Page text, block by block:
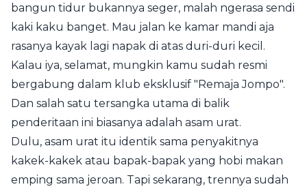
bangun tidur bukannya seger, malah ngerasa sendi
kaki kaku banget. Mau jalan ke kamar mandi aja
rasanya kayak lagi napak di atas duri-duri kecil.
Kalau iya, selamat, mungkin kamu sudah resmi
bergabung dalam klub eksklusif "Remaja Jompo".
Dan salah satu tersangka utama di balik
penderitaan ini biasanya adalah asam urat.
Dulu, asam urat itu identik sama penyakitnya
kakek-kakek atau bapak-bapak yang hobi makan
emping sama jeroan. Tapi sekarang, trennya sudah